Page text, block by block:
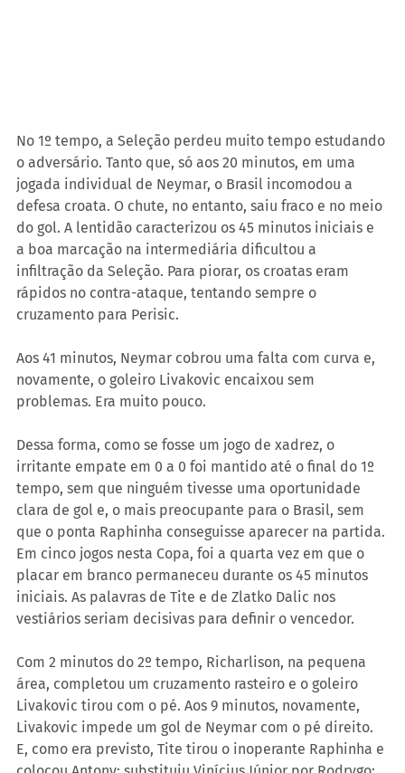
No 1º tempo, a Seleção perdeu muito tempo estudando
o adversário. Tanto que, só aos 20 minutos, em uma
jogada individual de Neymar, o Brasil incomodou a
defesa croata. O chute, no entanto, saiu fraco e no meio
do gol. A lentidão caracterizou os 45 minutos iniciais e
a boa marcação na intermediária dificultou a
infiltração da Seleção. Para piorar, os croatas eram
rápidos no contra-ataque, tentando sempre o
cruzamento para Perisic.
Aos 41 minutos, Neymar cobrou uma falta com curva e,
novamente, o goleiro Livakovic encaixou sem
problemas. Era muito pouco.
Dessa forma, como se fosse um jogo de xadrez, o
irritante empate em 0 a 0 foi mantido até o final do 1º
tempo, sem que ninguém tivesse uma oportunidade
clara de gol e, o mais preocupante para o Brasil, sem
que o ponta Raphinha conseguisse aparecer na partida.
Em cinco jogos nesta Copa, foi a quarta vez em que o
placar em branco permaneceu durante os 45 minutos
iniciais. As palavras de Tite e de Zlatko Dalic nos
vestiários seriam decisivas para definir o vencedor.
Com 2 minutos do 2º tempo, Richarlison, na pequena
área, completou um cruzamento rasteiro e o goleiro
Livakovic tirou com o pé. Aos 9 minutos, novamente,
Livakovic impede um gol de Neymar com o pé direito.
E, como era previsto, Tite tirou o inoperante Raphinha e